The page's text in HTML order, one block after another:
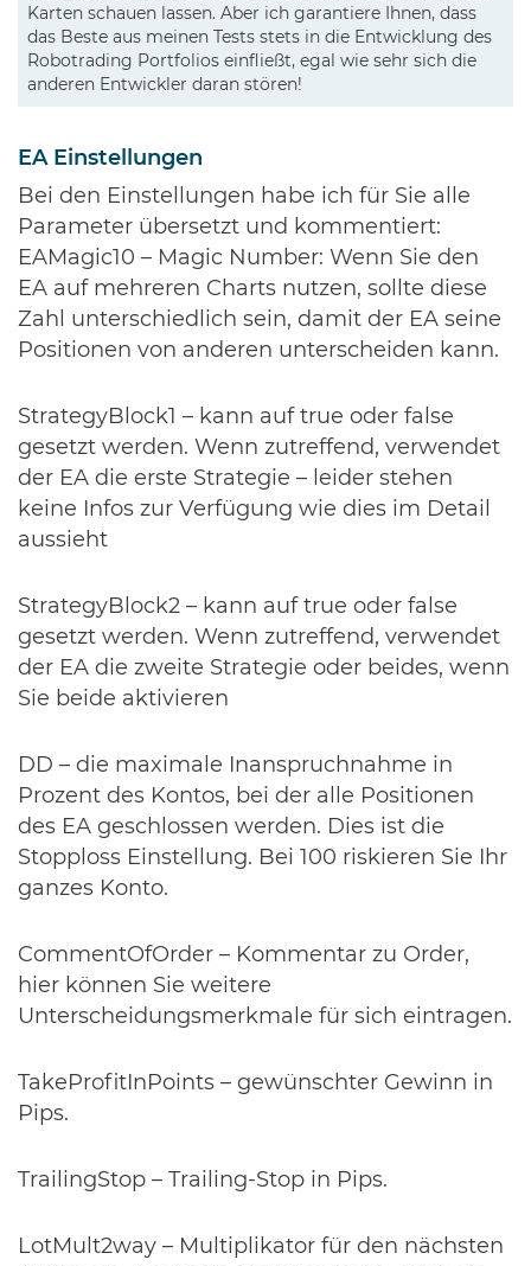
Karten schauen lassen. Aber ich garantiere Ihnen, dass
das Beste aus meinen Tests stets in die Entwicklung des
Robotrading Portfolios einfließt, egal wie sehr sich die
anderen Entwickler daran stören!
EA Einstellungen
Bei den Einstellungen habe ich für Sie alle
Parameter übersetzt und kommentiert:
EAMagic10 – Magic Number: Wenn Sie den
EA auf mehreren Charts nutzen, sollte diese
Zahl unterschiedlich sein, damit der EA seine
Positionen von anderen unterscheiden kann.
StrategyBlock1 – kann auf true oder false
gesetzt werden. Wenn zutreffend, verwendet
der EA die erste Strategie – leider stehen
keine Infos zur Verfügung wie dies im Detail
aussieht
StrategyBlock2 – kann auf true oder false
gesetzt werden. Wenn zutreffend, verwendet
der EA die zweite Strategie oder beides, wenn
Sie beide aktivieren
DD – die maximale Inanspruchnahme in
Prozent des Kontos, bei der alle Positionen
des EA geschlossen werden. Dies ist die
Stopploss Einstellung. Bei 100 riskieren Sie Ihr
ganzes Konto.
CommentOfOrder – Kommentar zu Order,
hier können Sie weitere
Unterscheidungsmerkmale für sich eintragen.
TakeProfitInPoints – gewünschter Gewinn in
Pips.
TrailingStop – Trailing-Stop in Pips.
LotMult2way – Multiplikator für den nächsten